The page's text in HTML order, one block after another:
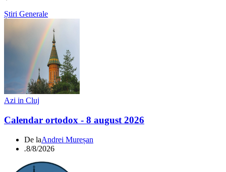
Știri Generale
Azi in Cluj
Calendar ortodox - 8 august 2026
De laAndrei Mureșan
.8/8/2026